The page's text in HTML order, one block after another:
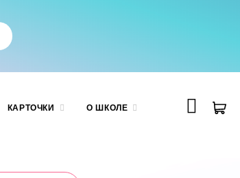
КАРТОЧКИ О ШКОЛЕ